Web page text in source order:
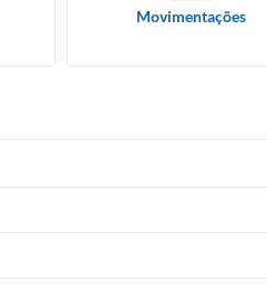
Movimentações